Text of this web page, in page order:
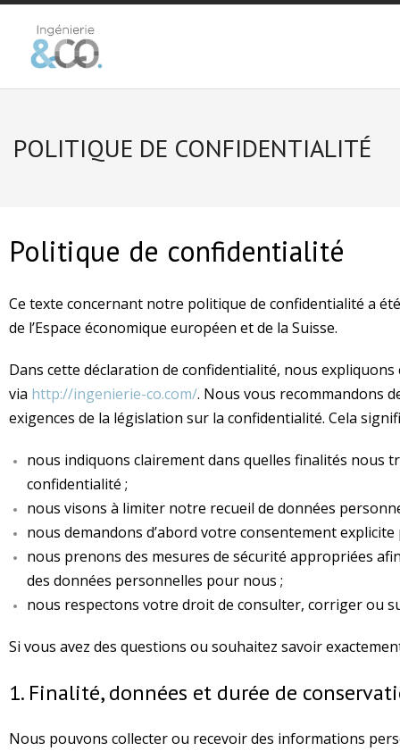
NOS MEMBRES
POLITIQUE DE CONFIDENTIALITÉ
Politique de confidentialité
Ce texte concernant notre politique de confidentialité a
de l’Espace économique européen et de la Suisse.
Dans cette déclaration de confidentialité, nous
via http://ingenierie-co.com/. Nous vous recommandons
exigences de la législation sur la confidentialité. Cela
nous indiquons clairement dans quelles finalités nous
confidentialité ;
nous visons à limiter notre recueil de données
nous demandons d’abord votre consentement
nous prenons des mesures de sécurité appropriées
des données personnelles pour nous ;
nous respectons votre droit de consulter, corriger ou
Si vous avez des questions ou souhaitez savoir
1. Finalité, données et durée de
Nous pouvons collecter ou recevoir des informations